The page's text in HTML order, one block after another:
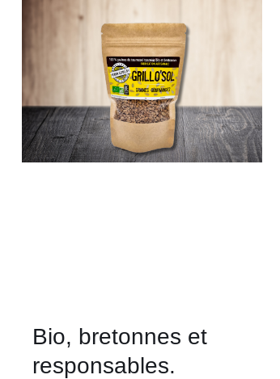
CHOIX DES OPTIONS CE
PRODUIT
A
PLUSIEURS
VARIATIONS.
LES
OPTIONS
PEUVENT
ÊTRE
/
Bio, bretonnes et
responsables.